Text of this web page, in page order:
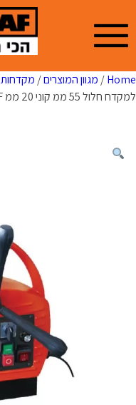
to
content
Home
/ מגוון המוצרים/ מקדחות
למקדח חלול 55 ממ קוני 20 ממ KARNAF – מבית לוירון